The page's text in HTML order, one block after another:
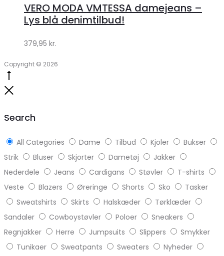
Klædeskabet.dk
VERO MODA VMTESSA damejeans –
Lys blå denimtilbud!
379,95 kr.
Copyright © 2026
Search
All Categories Dame Tilbud Kjoler
Bukser
Strik
Bluser Skjorter Dametøj
Jakker
Nederdele
Jeans Cardigans Støvler
T-shirts
Veste
Blazers Øreringe Shorts Sko
Tasker
Sweatshirts
Skirts Halskæder
Tørklæder
Sandaler
Cowboystøvler Poloer
Sneakers
Regnjakker
Herre Jumpsuits Slippers
Smykker
Tunikaer
Sweatpants Sweaters
Nyheder